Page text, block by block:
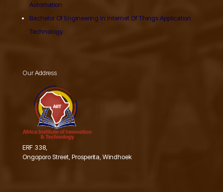
Automation
Bachelor Of Engineering In Internet Of Things Application
Technology
Our Address
ERF 338,
Ongoporo Street, Prosperita, Windhoek